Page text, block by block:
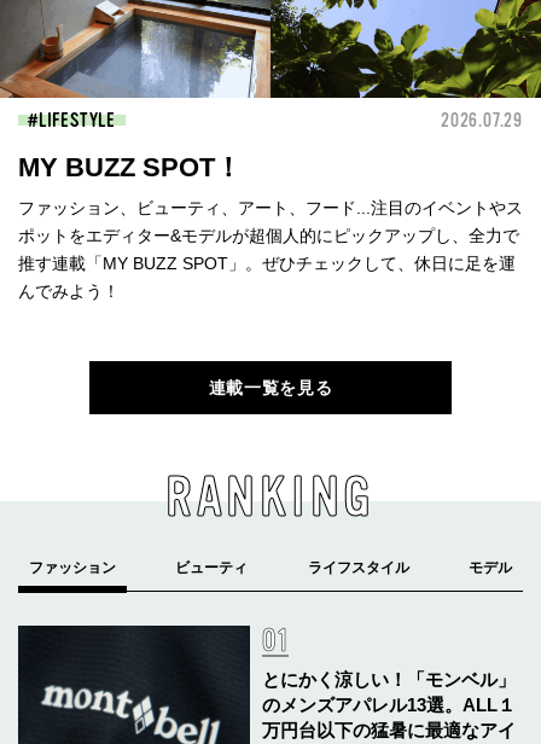
LIFESTYLE 2026.07.29
MY BUZZ SPOT！
ファッション、ビューティ、アート、フード...注目のイベントやス
ポットをエディター&モデルが超個人的にピックアップし、全力で
推す連載「MY BUZZ SPOT」。ぜひチェックして、休日に足を運
んでみよう！
連載一覧を見る
RANKING
とにかく涼しい！「モンベル」
のメンズアパレル13選。ALL１
万円台以下の猛暑に最適なアイ